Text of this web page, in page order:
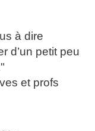
à dire
d’un petit peu
et profs